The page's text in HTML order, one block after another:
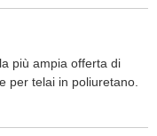
più ampia offerta di
per telai in poliuretano.